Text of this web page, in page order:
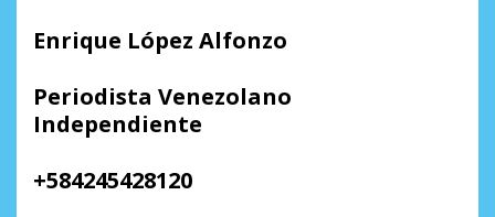
Enrique López Alfonzo
Periodista Venezolano
Independiente
+584245428120